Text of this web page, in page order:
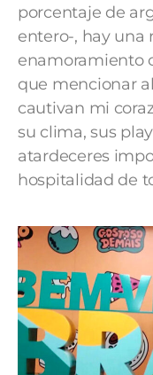
porcentaje de
entero-, hay una
enamoramiento
que mencionar
cautivan mi
su clima, sus
atardeceres
hospitalidad de